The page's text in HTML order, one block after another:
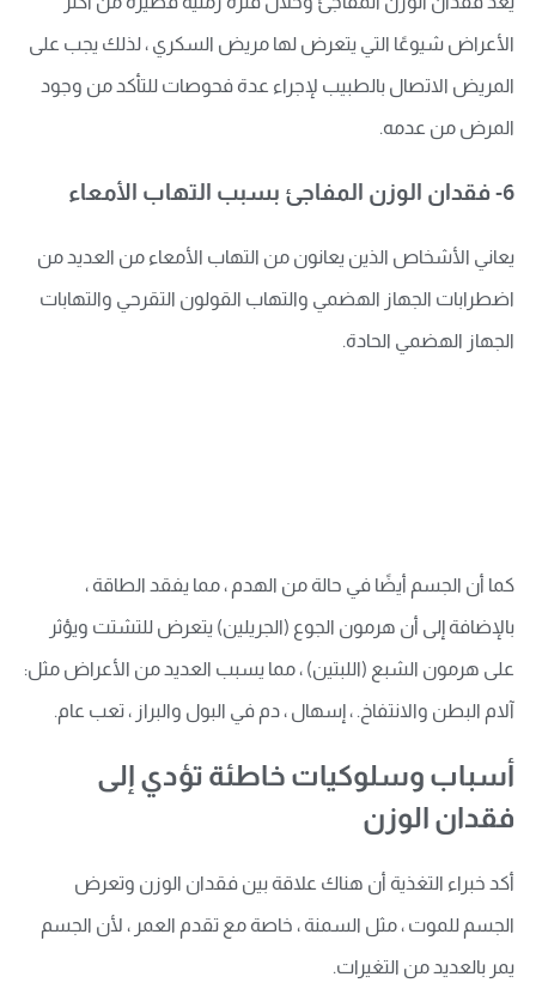
الأعراض شيوعًا التي يتعرض لها مريض السكري ، لذلك يجب على
المريض الاتصال بالطبيب لإجراء عدة فحوصات للتأكد من وجود
المرض من عدمه.
6- فقدان الوزن المفاجئ بسبب التهاب الأمعاء
يعاني الأشخاص الذين يعانون من التهاب الأمعاء من العديد من
اضطرابات الجهاز الهضمي والتهاب القولون التقرحي والتهابات
الجهاز الهضمي الحادة.
كما أن الجسم أيضًا في حالة من الهدم ، مما يفقد الطاقة ،
بالإضافة إلى أن هرمون الجوع (الجريلين) يتعرض للتشتت ويؤثر
على هرمون الشبع (اللبتين) ، مما يسبب العديد من الأعراض مثل:
آلام البطن والانتفاخ. ، إسهال ، دم في البول والبراز ، تعب عام.
أسباب وسلوكيات خاطئة تؤدي إلى
فقدان الوزن
أكد خبراء التغذية أن هناك علاقة بين فقدان الوزن وتعرض
الجسم للموت ، مثل السمنة ، خاصة مع تقدم العمر ، لأن الجسم
يمر بالعديد من التغيرات.